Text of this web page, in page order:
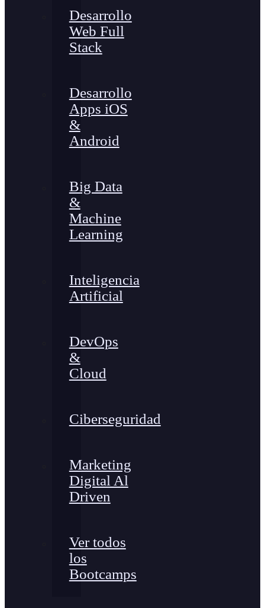
Desarrollo
Web Full
Stack
Desarrollo
Apps iOS
&
Android
Big Data
&
Machine
Learning
Inteligencia
Artificial
DevOps
&
Cloud
Ciberseguridad
Marketing
Digital Al
Driven
Ver todos
los
Bootcamps